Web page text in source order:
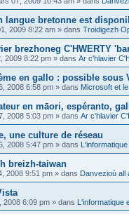
langue bretonne est
2009 8:22 am » dans Troidigezh
brezhoneg C'HWERTY
2009 8:22 pm » dans Ar c'hlavier
en gallo : possible sous
2008 6:58 pm » dans Microsoft et
en māori, espéranto,
2008 5:03 pm » dans Ar c'hlavier
une culture de réseau
2008 5:47 pm » dans
breizh-taiwan
2008 9:51 pm » dans Danvezioù all
2008 6:09 pm » dans L'informatique